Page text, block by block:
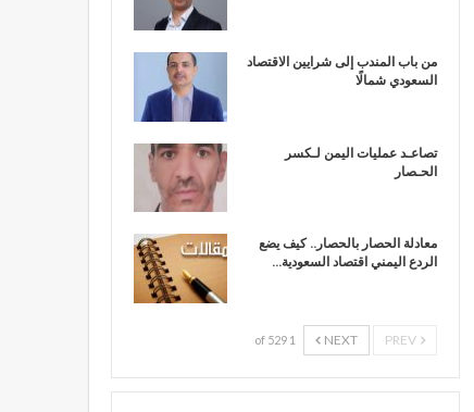
من باب المندب إلى شرايين الاقتصاد
السعودي شمالًا
تصاعـد عمليات اليمن لـكسر
الحـصار
معادلة الحصار بالحصار.. كيف يضع
الردع اليمني اقتصاد السعودية…
NEXT
1 of 529